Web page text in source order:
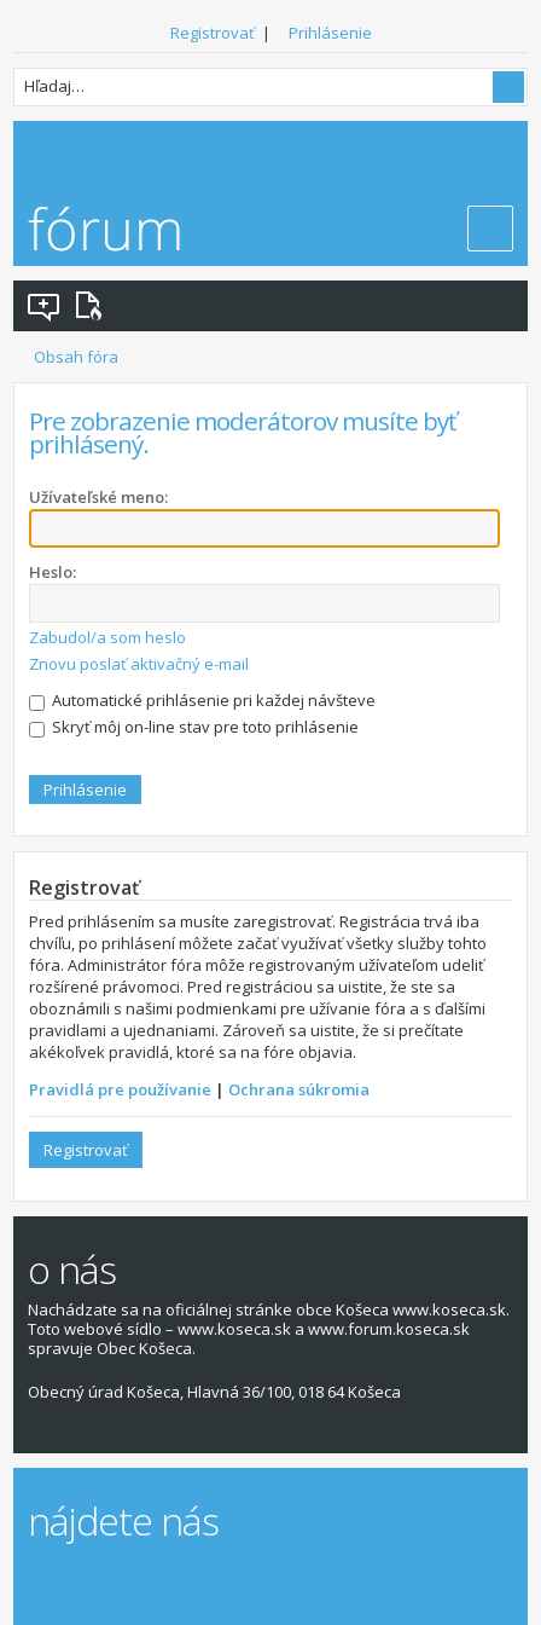
Registrovať| Prihlásenie
Obsah fóra
Pre zobrazenie moderátorov musíte byť
prihlásený.
Užívateľské meno:
Heslo:
Zabudol/a som heslo
Znovu poslať aktivačný e-mail
Automatické prihlásenie pri každej návšteve
Skryť môj on-line stav pre toto prihlásenie
Registrovať
Pred prihlásením sa musíte zaregistrovať. Registrácia trvá iba
chvíľu, po prihlásení môžete začať využívať všetky služby tohto
fóra. Administrátor fóra môže registrovaným užívateľom udeliť
rozšírené právomoci. Pred registráciou sa uistite, že ste sa
oboznámili s našimi podmienkami pre užívanie fóra a s ďalšími
pravidlami a ujednaniami. Zároveň sa uistite, že si prečítate
akékoľvek pravidlá, ktoré sa na fóre objavia.
Pravidlá pre používanie | Ochrana súkromia
Registrovať
o nás
Nachádzate sa na oficiálnej stránke obce Košeca www.koseca.sk.
Toto webové sídlo – www.koseca.sk a www.forum.koseca.sk
spravuje Obec Košeca.
Obecný úrad Košeca, Hlavná 36/100, 018 64 Košeca
nájdete nás